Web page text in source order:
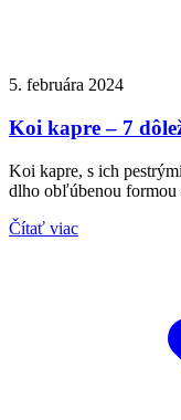
5. februára 2024
Koi kapre – 7
Koi kapre, s ich
dlho obľúbenou formou
Čítať viac